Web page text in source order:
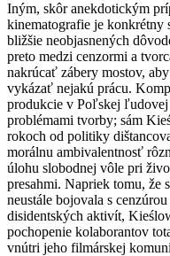
Iným, skôr anekdotickým
kinematografie je konkrétny
bližšie neobjasnených
preto medzi cenzormi a
nakrúcať zábery mostov,
vykázať nejakú prácu.
produkcie v Poľskej ľudovej
problémami tvorby; sám
rokoch od politiky
morálnu ambivalentnosť
úlohu slobodnej vôle pri
presahmi. Napriek tomu, že
neustále bojovala s
disidentských aktivít,
pochopenie kolaborantov
vnútri jeho filmárskej